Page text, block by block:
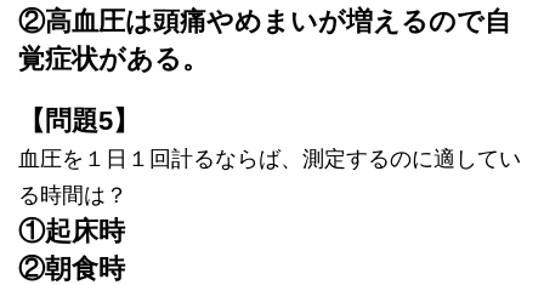
②高血圧は頭痛やめまいが増えるので自
覚症状がある。
【問題5】
血圧を１日１回計るならば、測定するのに適してい
る時間は？
①起床時
②朝食時